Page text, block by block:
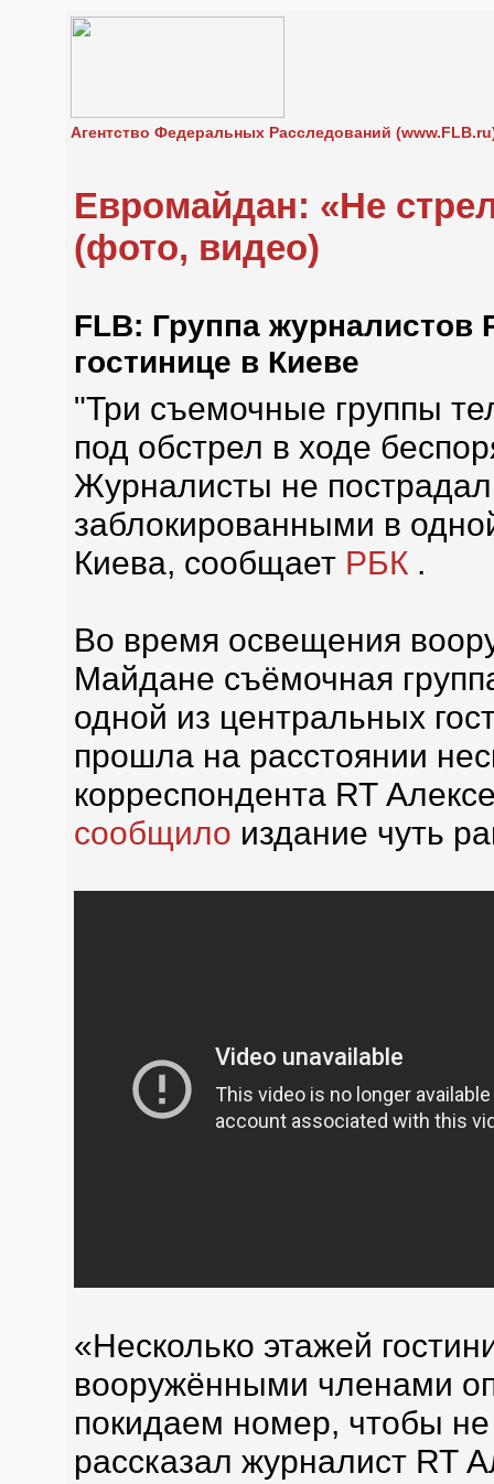
Агентство Федеральных Расследований
Евромайдан: «Не
(фото, видео)
FLB: Группа журналистов
гостинице в Киеве
"Три съемочные группы
под обстрел в ходе
Журналисты не
заблокированными в
Киева, сообщает РБК .
Во время освещения
Майдане съёмочная
одной из центральных
прошла на расстоянии
корреспондента RT
сообщило издание чуть
«Несколько этажей
вооружёнными членами
покидаем номер, чтобы
рассказал журналист RT